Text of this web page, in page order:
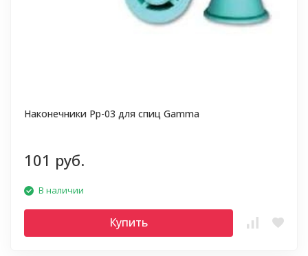
Наконечники Pp-03 для спиц Gamma
101 руб.
В наличии
Купить